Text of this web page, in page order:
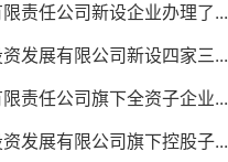
责任公司新设企业办理了...
发展有限公司新设四家三...
责任公司旗下全资子企业...
发展有限公司旗下控股子...